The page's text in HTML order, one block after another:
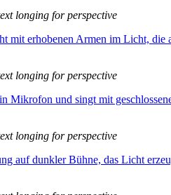
longing for perspective
longing for perspective
longing for perspective